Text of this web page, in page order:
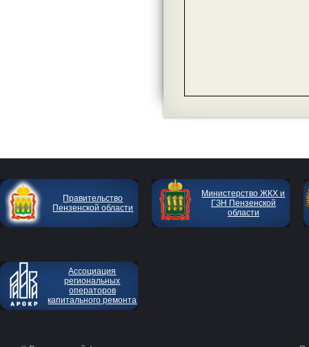
Правительство
Пензенской области
Министерство ЖКХ и
ГЗН Пензенской
области
Ассоциация
региональных
операторов
капитального ремонта